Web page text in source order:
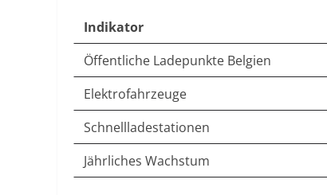
Indikator
Öffentliche Ladepunkte Belgien
Elektrofahrzeuge
Schnellladestationen
Jährliches Wachstum